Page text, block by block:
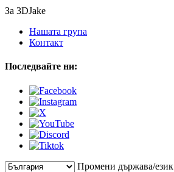
За 3DJake
Нашата група
Контакт
Последвайте ни:
Промени държава/език